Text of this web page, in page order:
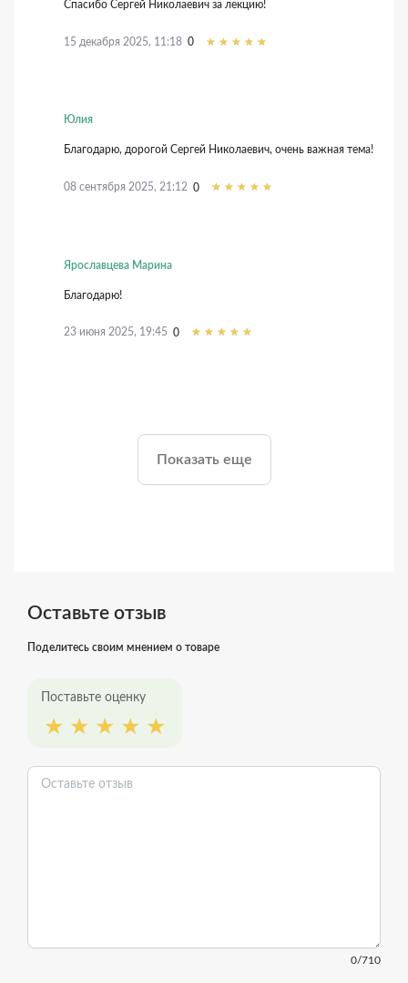
Спасибо Сергей Николаевич за лекцию!
15 декабря 2025, 11:18 0
Юлия
Благодарю, дорогой Сергей Николаевич, очень важная тема!
08 сентября 2025, 21:12 0
Ярославцева Марина
Благодарю!
23 июня 2025, 19:45 0
Показать еще
Оставьте отзыв
Поделитесь своим мнением о товаре
Поставьте оценку
0/710